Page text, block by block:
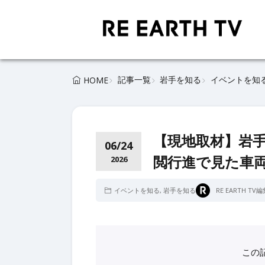
HOME 記事一覧 岩手を知る イベントを知
06/24
2026
【現地取材】
閲行進で見た車
イベントを知る, 岩手を知る RE EARTH TV編
この